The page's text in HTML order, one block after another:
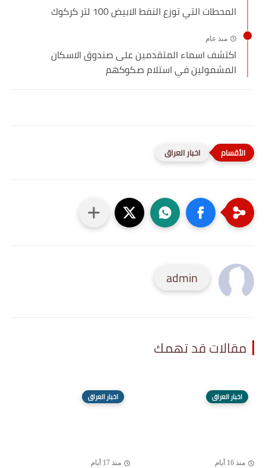
المحطات التي توزع النفط الابيض 100 لتر كركوك
منذ عام
اكتشف اسماء المتقدمين على صندوق الاسكان
المشمولين في استلام صكوكهم
اخبار العراق
admin
مقالات قد تهمك
اخبار العراق
منذ 16 أيام
اخبار العراق
منذ 17 أيام